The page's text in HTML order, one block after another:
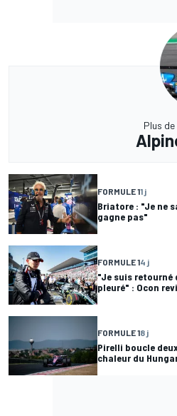
Plus de
FORMULE 11 j
Briatore : "Je ne
gagne pas"
FORMULE 14 j
"Je suis retourné
pleuré" : Ocon
FORMULE 18 j
Pirelli boucle
chaleur du